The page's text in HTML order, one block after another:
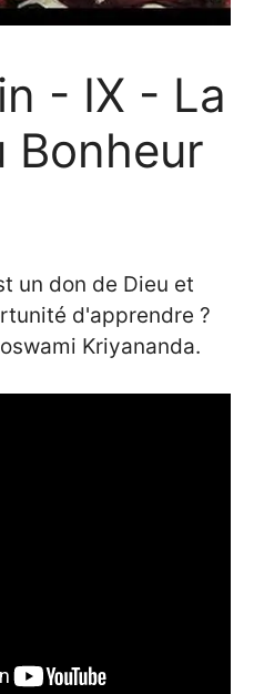
- IX - La
Bonheur
un don de Dieu et
d'apprendre ?
Kriyananda.